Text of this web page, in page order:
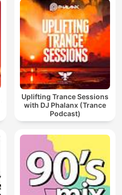
Uplifting Trance Sessions
with DJ Phalanx (Trance
Podcast)